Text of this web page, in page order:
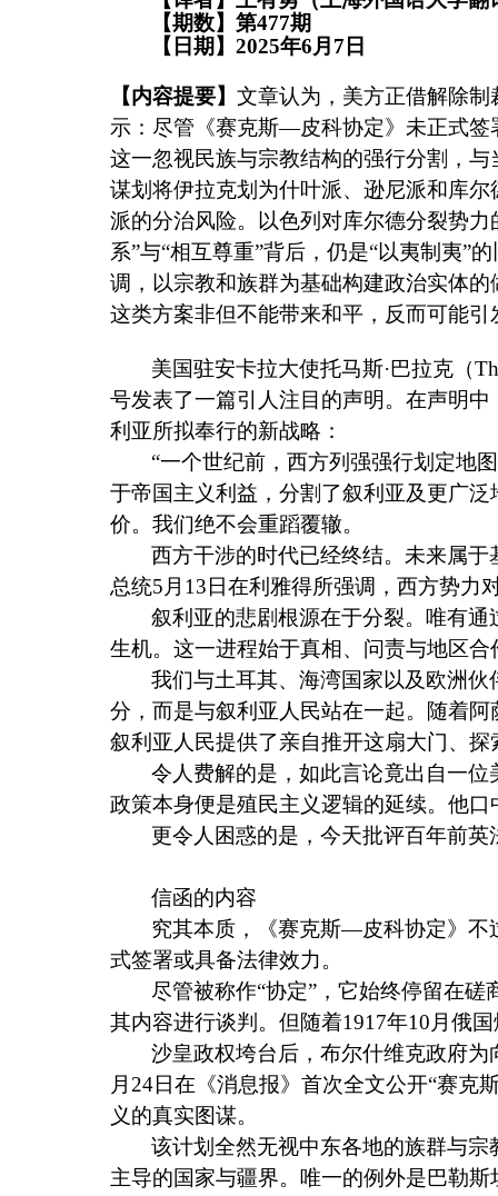
【期数】第477期
【日期】 2025年6月 7 日
【内容提要】 文章认为，美方正借解除
示：尽管《赛克斯—皮科协定》未正式
这一忽视民族与宗教结构的强行分割，
谋划将伊拉克划为什叶派、逊尼派和库
派的分治风险。以色列对库尔德分裂势
系”与“相互尊重”背后，仍是“以夷制夷”的
调，以宗教和族群为基础构建政治实体
这类方案非但不能带来和平，反而可能
美国驻安卡拉大使托马斯·巴拉克（
号发表了一篇引人注目的声明。在声明
利亚所拟奉行的新战略：
“一个世纪前，西方列强强行划定地
于帝国主义利益，分割了叙利亚及更广
价。我们绝不会重蹈覆辙。
西方干涉的时代已经终结。未来属
总统5 月 13 日在利雅得所强调，西方势力
叙利亚的悲剧根源在于分裂。唯有
生机。这一进程始于真相、问责与地区
我们与土耳其、海湾国家以及欧洲
分，而是与叙利亚人民站在一起。随着
叙利亚人民提供了亲自推开这扇大门、
令人费解的是，如此言论竟出自一
政策本身便是殖民主义逻辑的延续。他
更令人困惑的是，今天批评百年前
信函的内容
究其本质，《赛克斯—皮科协定》不
式签署或具备法律效力。
尽管被称作“协定”，它始终停留在磋
其内容进行谈判。但随着1917年10 月俄
沙皇政权垮台后，布尔什维克政府
月 24日在《消息报》首次全文公开“赛克
义的真实图谋。
该计划全然无视中东各地的族群与
主导的国家与疆界。唯一的例外是巴勒